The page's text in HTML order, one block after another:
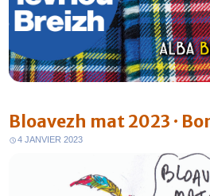
Bloavezh mat 2023 ·
4 JANVIER 2023